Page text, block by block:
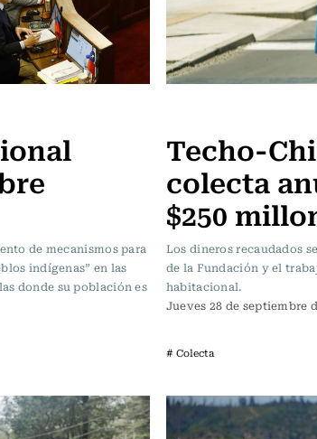
de mecanismos para
indígenas” en las
donde su población es
Techo-
colecta
$250
Los dineros recaudados
de la Fundación y el
habitacional.
Jueves 28 de septiembre
# Colecta